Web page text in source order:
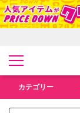
カテゴリー